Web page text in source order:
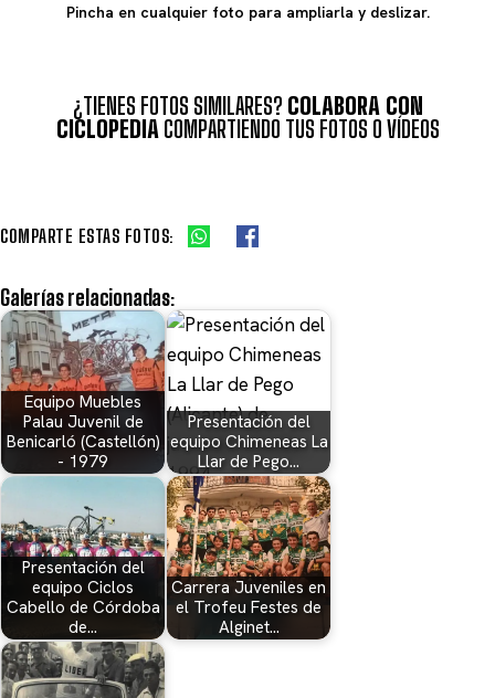
Pincha en cualquier foto para ampliarla y deslizar.
¿TIENES FOTOS SIMILARES? COLABORA CON
CICLOPEDIACOMPARTIENDO TUS FOTOS O VÍDEOS
COMPARTE ESTAS FOTOS:
Galerías relacionadas:
Equipo Muebles
Palau Juvenil de
Benicarló (Castellón)
- 1979
Presentación del
equipo Chimeneas La
Llar de Pego…
Presentación del
equipo Ciclos
Cabello de Córdoba
de…
Carrera Juveniles en
el Trofeu Festes de
Alginet…